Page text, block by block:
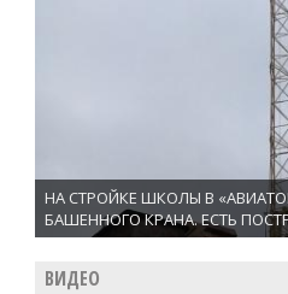
НА СТРОЙКЕ ШКОЛЫ В
БАШЕННОГО КРАНА. ЕСТЬ
ВИДЕО